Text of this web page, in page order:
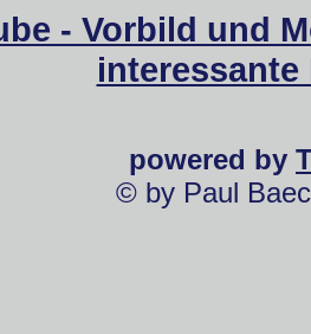
- Vorbild und
powered by
© by Paul